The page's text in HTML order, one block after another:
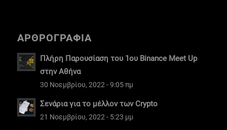
ΑΡΘΡΟΓΡΑΦΙΑ
Πλήρη Παρουσίαση του 1ου Binance Meet Up
στην Αθήνα
30 Νοεμβρίου, 2022 - 9:05 πμ
Σενάρια για το μέλλον των Crypto
21 Νοεμβρίου, 2022 - 5:23 μμ